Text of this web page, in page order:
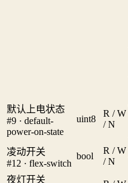
默认上电状态
#9 · default-
power-on-state
uint8
R / W
/ N
凌动开关
#12 · flex-switch
bool
R / W
/ N
夜灯开关